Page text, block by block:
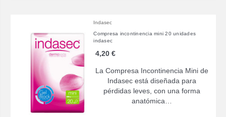
Indasec
Compresa incontinencia mini 20 unidades
indasec
4,20 €
La Compresa Incontinencia Mini de
Indasec está diseñada para
pérdidas leves, con una forma
anatómica…